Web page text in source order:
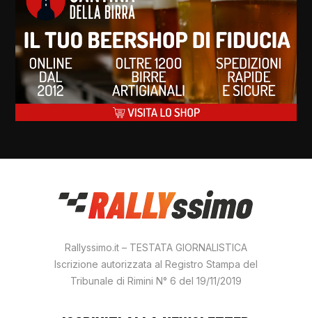
Rallyssimo.it – TESTATA GIORNALISTICA
Iscrizione autorizzata al Registro Stampa del
Tribunale di Rimini N° 6 del 19/11/2019